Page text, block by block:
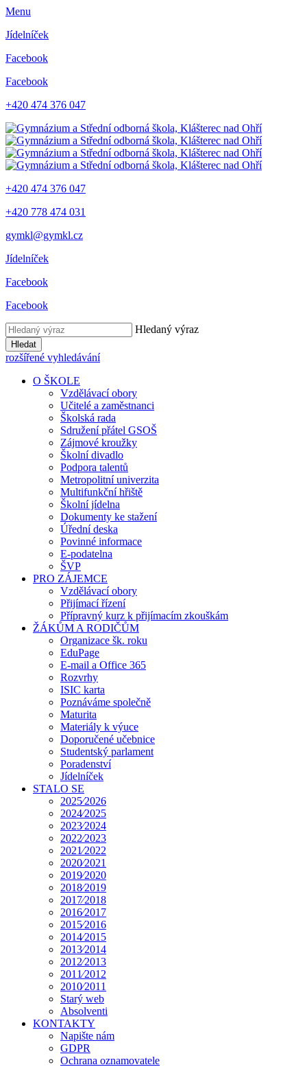
Menu
Jídelníček
Facebook
Facebook
+420 474 376 047
+420 474 376 047
+420 778 474 031
gymkl@gymkl.cz
Jídelníček
Facebook
Facebook
Hledaný výraz
Hledat
rozšířené vyhledávání
O ŠKOLE
Vzdělávací obory
Učitelé a zaměstnanci
Školská rada
Sdružení přátel GSOŠ
Zájmové kroužky
Školní divadlo
Podpora talentů
Metropolitní univerzita
Multifunkční hřiště
Školní jídelna
Dokumenty ke stažení
Úřední deska
Povinné informace
E-podatelna
ŠVP
PRO ZÁJEMCE
Vzdělávací obory
Přijímací řízení
Přípravný kurz k přijímacím zkouškám
ŽÁKŮM A RODIČŮM
Organizace šk. roku
EduPage
E-mail a Office 365
Rozvrhy
ISIC karta
Poznáváme společně
Maturita
Materiály k výuce
Doporučené učebnice
Studentský parlament
Poradenství
Jídelníček
STALO SE
2025⁄2026
2024⁄2025
2023⁄2024
2022⁄2023
2021⁄2022
2020⁄2021
2019⁄2020
2018⁄2019
2017⁄2018
2016⁄2017
2015⁄2016
2014⁄2015
2013⁄2014
2012⁄2013
2011⁄2012
2010⁄2011
Starý web
Absolventi
KONTAKTY
Napište nám
GDPR
Ochrana oznamovatele